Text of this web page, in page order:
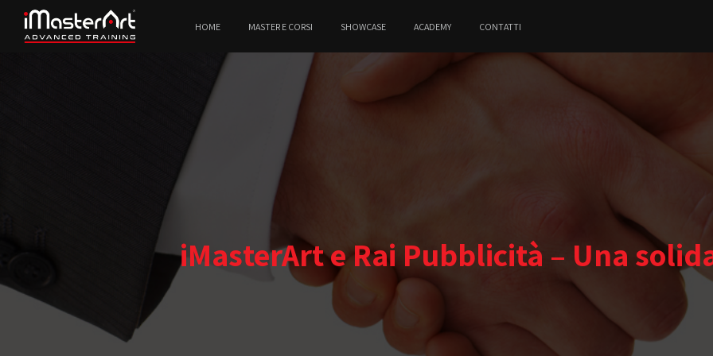
HOME MASTER E CORSI SHOWCASE ACADEMY CONTATTI
iMasterArt e Rai Pubblicità – Una